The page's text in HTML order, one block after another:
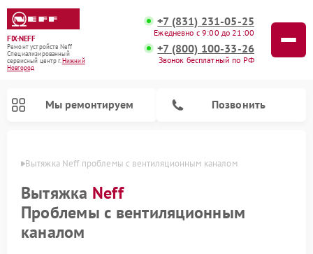
FIX-NEFF
Ремонт устройств Neff
Специализированный
cервисный центр г.Нижний
Новгород
+7 (831) 231-05-25
Ежедневно с 9:00 до 21:00
+7 (800) 100-33-26
Звонок бесплатный по РФ
Мы ремонтируем Позвонить
Вытяжка Neff проблемы с вентиляционным каналом
Вытяжка Neff
Проблемы с вентиляционным
каналом